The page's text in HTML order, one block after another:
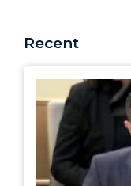
Recent